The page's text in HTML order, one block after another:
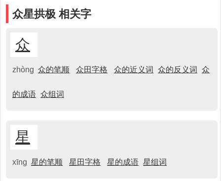
众星拱极 相关字
众
zhòng 众的笔顺 众田字格 众的近义词 众的反义词 众
的成语 众组词
星
xīng 星的笔顺 星田字格 星的成语 星组词